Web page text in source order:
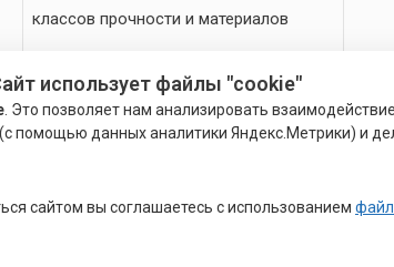
классов прочности и материалов
Специальное применение — стойкое к
кислоте, коррозии, высоким
температурам, немагнитным изделиям
использует файлы "cookie"
. Это позволяет нам анализировать
помощью данных аналитики Яндекс.Метрики) и
сайтом вы соглашаетесь с использованием